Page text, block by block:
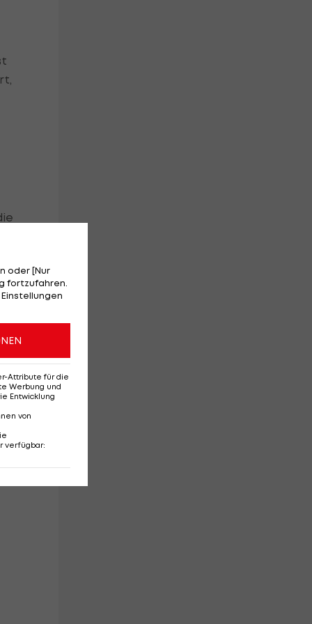
oder [Nur
fortzufahren.
Attribute für die
Werbung und
Entwicklung
von
verfügbar: